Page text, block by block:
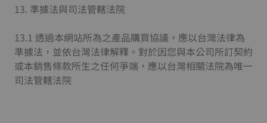
13. 準據法與司法管轄法院
13.1 透過本網站所為之產品購買協議，應以台灣法律為
準據法，並依台灣法律解釋。對於因您與本公司所訂契約
或本銷售條款所生之任何爭端，應以台灣相關法院為唯一
司法管轄法院